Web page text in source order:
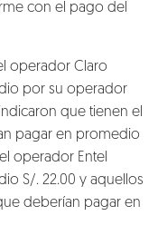
con el pago del
operador Claro
por su operador
que tienen el
pagar en promedio
operador Entel
S/. 22.00 y aquellos
deberían pagar en